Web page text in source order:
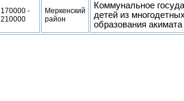
170000 -
210000
Меркенский
район
Коммунальное
детей из
образования